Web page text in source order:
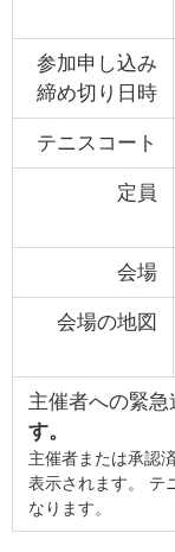
参加申し込み
締め切り日時
テニスコート
定員
会場
会場の地図
主催者への緊急
す。
主催者または承認
表示されます。 テ
なります。